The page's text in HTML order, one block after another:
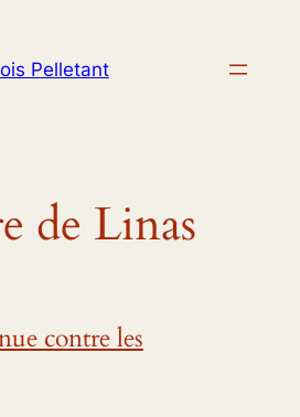
Pelletant
de Linas
contre les